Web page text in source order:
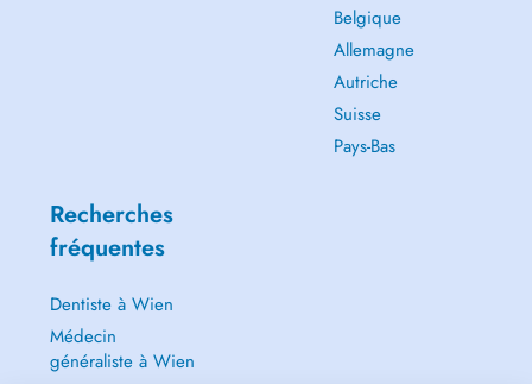
Belgique
Allemagne
Autriche
Suisse
Pays-Bas
Recherches
fréquentes
Dentiste à Wien
Médecin
généraliste à Wien